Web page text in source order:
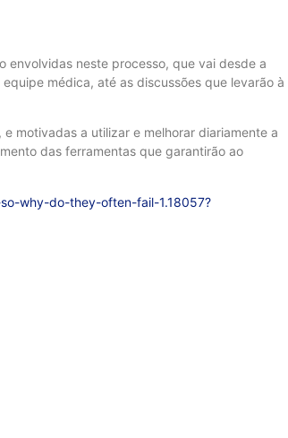
envolvidas neste processo, que vai desde a
médica, até as discussões que levarão à
motivadas a utilizar e melhorar diariamente a
das ferramentas que garantirão ao
why-do-they-often-fail-1.18057?